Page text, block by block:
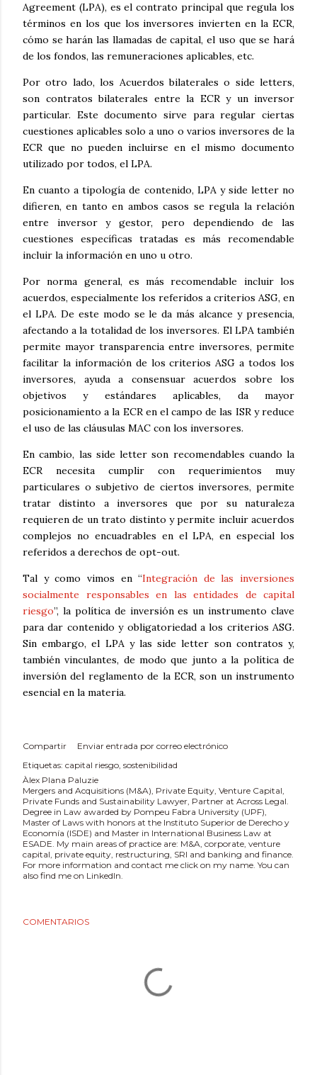
Agreement (LPA), es el contrato principal que regula los
términos en los que los inversores invierten en la ECR,
cómo se harán las llamadas de capital, el uso que se hará
de los fondos, las remuneraciones aplicables, etc.
Por otro lado, los Acuerdos bilaterales o side letters,
son contratos bilaterales entre la ECR y un inversor
particular. Este documento sirve para regular ciertas
cuestiones aplicables solo a uno o varios inversores de la
ECR que no pueden incluirse en el mismo documento
utilizado por todos, el LPA.
En cuanto a tipología de contenido, LPA y side letter no
difieren, en tanto en ambos casos se regula la relación
entre inversor y gestor, pero dependiendo de las
cuestiones específicas tratadas es más recomendable
incluir la información en uno u otro.
Por norma general, es más recomendable incluir los
acuerdos, especialmente los referidos a criterios ASG, en
el LPA. De este modo se le da más alcance y presencia,
afectando a la totalidad de los inversores. El LPA también
permite mayor transparencia entre inversores, permite
facilitar la información de los criterios ASG a todos los
inversores, ayuda a consensuar acuerdos sobre los
objetivos y estándares aplicables, da mayor
posicionamiento a la ECR en el campo de las ISR y reduce
el uso de las cláusulas MAC con los inversores.
En cambio, las side letter son recomendables cuando la
ECR necesita cumplir con requerimientos muy
particulares o subjetivo de ciertos inversores, permite
tratar distinto a inversores que por su naturaleza
requieren de un trato distinto y permite incluir acuerdos
complejos no encuadrables en el LPA, en especial los
referidos a derechos de opt-out.
Tal y como vimos en “Integración de las inversiones
socialmente responsables en las entidades de capital
riesgo”, la política de inversión es un instrumento clave
para dar contenido y obligatoriedad a los criterios ASG.
Sin embargo, el LPA y las side letter son contratos y,
también vinculantes, de modo que junto a la política de
inversión del reglamento de la ECR, son un instrumento
esencial en la materia.
Compartir
Enviar entrada por correo electrónico
Etiquetas: capital riesgo sostenibilidad
Àlex Plana Paluzie
Mergers and Acquisitions (M&A), Private Equity, Venture Capital,
Private Funds and Sustainability Lawyer, Partner at Across Legal.
Degree in Law awarded by Pompeu Fabra University (UPF),
Master of Laws with honors at the Instituto Superior de Derecho y
Economía (ISDE) and Master in International Business Law at
ESADE. My main areas of practice are: M&A, corporate, venture
capital, private equity, restructuring, SRI and banking and finance.
For more information and contact me click on my name. You can
also find me on LinkedIn.
COMENTARIOS